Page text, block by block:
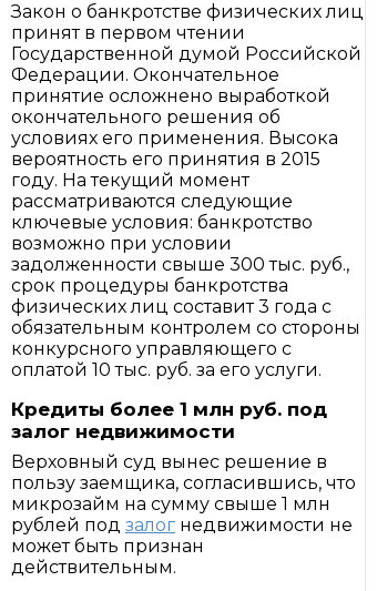
Закон о банкротстве физических лиц
принят в первом чтении
Государственной думой Российской
Федерации. Окончательное
принятие осложнено выработкой
окончательного решения об
условиях его применения. Высока
вероятность его принятия в 2015
году. На текущий момент
рассматриваются следующие
ключевые условия: банкротство
возможно при условии
задолженности свыше 300 тыс. руб.,
срок процедуры банкротства
физических лиц составит 3 года с
обязательным контролем со стороны
конкурсного управляющего с
оплатой 10 тыс. руб. за его услуги.
Кредиты более 1 млн руб. под
залог недвижимости
Верховный суд вынес решение в
пользу заемщика, согласившись, что
микрозайм на сумму свыше 1 млн
рублей под залог недвижимости не
может быть признан
действительным.